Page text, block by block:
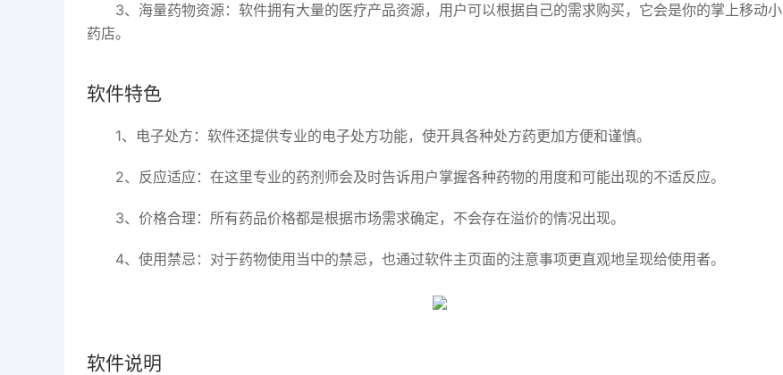
3、海量药物资源：软件拥有大量的医疗产品资源，用户可以根据自己的需求购买，它会是你的掌上移动小
药店。
软件特色
1、电子处方：软件还提供专业的电子处方功能，使开具各种处方药更加方便和谨慎。
2、反应适应：在这里专业的药剂师会及时告诉用户掌握各种药物的用度和可能出现的不适反应。
3、价格合理：所有药品价格都是根据市场需求确定，不会存在溢价的情况出现。
4、使用禁忌：对于药物使用当中的禁忌，也通过软件主页面的注意事项更直观地呈现给使用者。
软件说明